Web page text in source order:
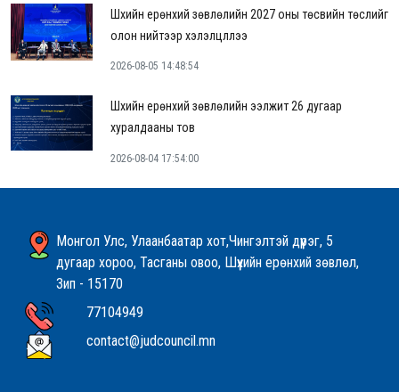
Шүүхийн ерөнхий зөвлөлийн 2027 оны төсвийн төслийг
олон нийтээр хэлэлцүүллээ
2026-08-05 14:48:54
Шүүхийн ерөнхий зөвлөлийн ээлжит 26 дугаар
хуралдааны тов
2026-08-04 17:54:00
Монгол Улс, Улаанбаатар хот,Чингэлтэй дүүрэг, 5
дугаар хороо, Тасганы овоо, Шүүхийн ерөнхий зөвлөл,
Зип - 15170
77104949
contact@judcouncil.mn